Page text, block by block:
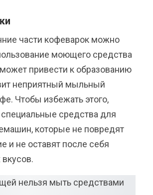
части кофеварок можно
моющего средства
привести к образованию
неприятный мыльный
Чтобы избежать этого,
специальные средства для
которые не повредят
и не оставят после себя